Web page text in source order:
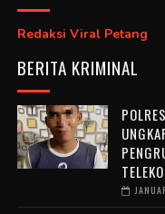
Redaksi Viral Petang
BERITA KRIMINAL